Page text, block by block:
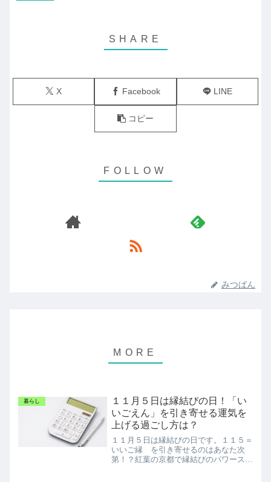
X Facebook LINE
コピー
みつばん
暮らし
１１月５日は縁結びの日！「い
いごえん」を引き寄せる運気を
上げる過ごし方は？
１１月５日は縁結びの日です。１１５＝
いいご縁 を引き寄せるのはあなた次
第！？紅葉の京都で縁結びのパワースポ